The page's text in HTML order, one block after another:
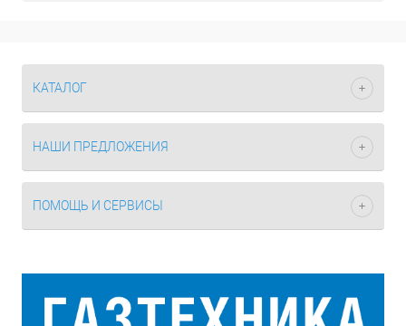
КАТАЛОГ
НАШИ ПРЕДЛОЖЕНИЯ
ПОМОЩЬ И СЕРВИСЫ